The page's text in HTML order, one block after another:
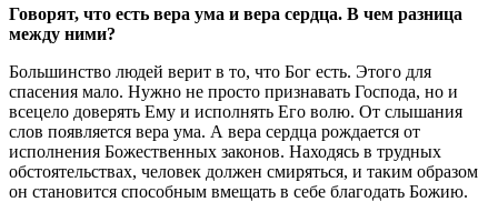
Говорят, что есть вера ума и вера сердца. В чем разница
между ними?
Большинство людей верит в то, что Бог есть. Этого для
спасения мало. Нужно не просто признавать Господа, но и
всецело доверять Ему и исполнять Его волю. От слышания
слов появляется вера ума. А вера сердца рождается от
исполнения Божественных законов. Находясь в трудных
обстоятельствах, человек должен смиряться, и таким образом
он становится способным вмещать в себе благодать Божию.